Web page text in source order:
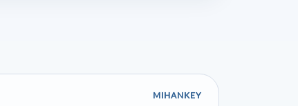
MIHANKEY